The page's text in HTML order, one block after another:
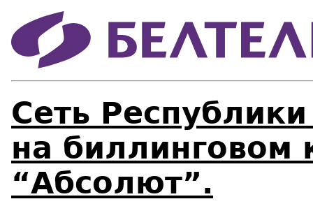
Сеть
на биллинговом
“Абсолют”.